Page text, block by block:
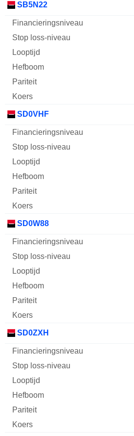
SB5N22
SD0VHF
SD0W88
SD0ZXH